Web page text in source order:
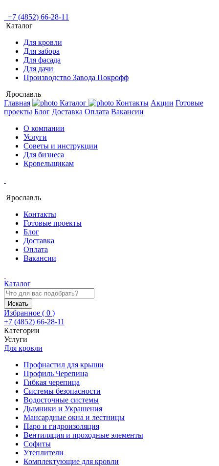
+7 (4852) 66-28-11
Каталог
Для кровли
Для забора
Для фасада
Для дачи
Производство Завода Покрофф
Ярославль
Главная
Каталог Контакты Акции Готовые
проекты Блог Доставка Оплата Вакансии
О компании
Услуги
Советы и инструкции
Для бизнеса
Кровельщикам
Ярославль
Контакты
Готовые проекты
Блог
Доставка
Оплата
Вакансии
Каталог
Искать
Избранное ( 0 )
+7 (4852) 66-28-11
Категории
Услуги
Для кровли
Профнастил для крыши
Профиль Черепица
Гибкая черепица
Системы безопасности
Водосточные системы
Дымники и Украшения
Мансардные окна и лестницы
Паро и гидроизоляция
Вентиляция и проходные элементы
Софиты
Утеплители
Комплектующие для кровли